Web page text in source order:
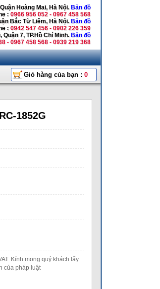
Hoàng Mai, Hà Nội. Bản đồ
: 0966 956 052 - 0967 458 568
Bắc Từ Liêm, Hà Nội. Bản đồ
: 0942 547 456 - 0902 226 359
7, TP.Hồ Chí Minh. Bản đồ
- 0967 458 568 - 0939 219 368
Giỏ hàng của bạn : 0
1852G
Kính mong quý khách lấy
của pháp luật